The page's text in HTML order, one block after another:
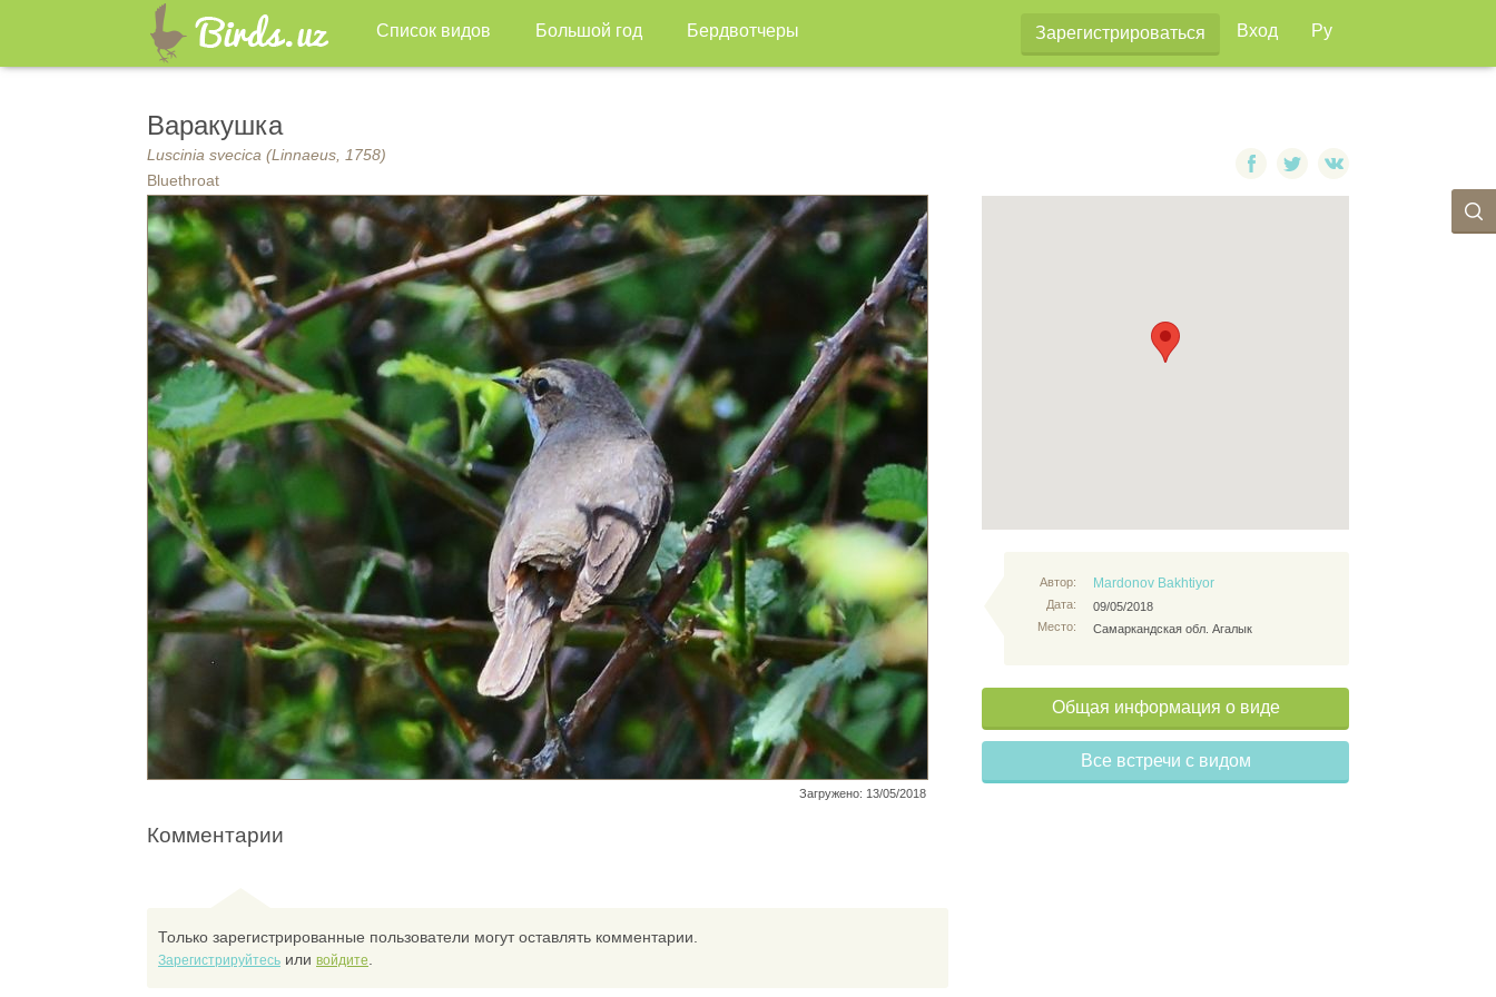
Список видов Большой год Бердвотчеры Зарегистрироваться Вход Ру
Варакушка
Luscinia svecica (Linnaeus, 1758)
Bluethroat
Загружено: 13/05/2018
Автор:
Дата:
Место:
Mardonov Bakhtiyor
09/05/2018
Самаркандская обл. Агалык
Общая информация о виде
Все встречи с видом
Комментарии
Только зарегистрированные пользователи могут оставлять комментарии.
Зарегистрируйтесь или войдите